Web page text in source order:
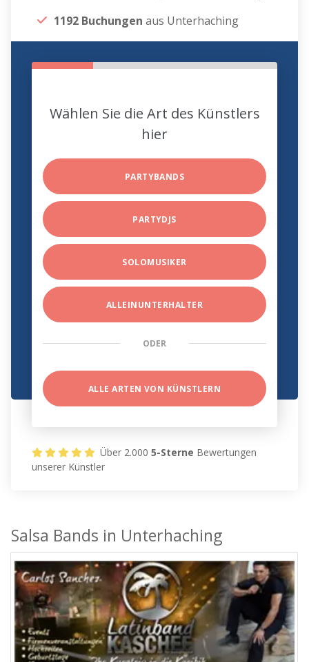
1192 Buchungen aus Unterhaching
Wählen Sie die Art des Künstlers
hier
PARTYBANDS
PARTYDJS
SOLOMUSIKER
ALLEINUNTERHALTER
ODER
ALLE ARTEN VON KÜNSTLERN
Über 2.0005-Sterne Bewertungen
unserer Künstler
Salsa Bands in Unterhaching